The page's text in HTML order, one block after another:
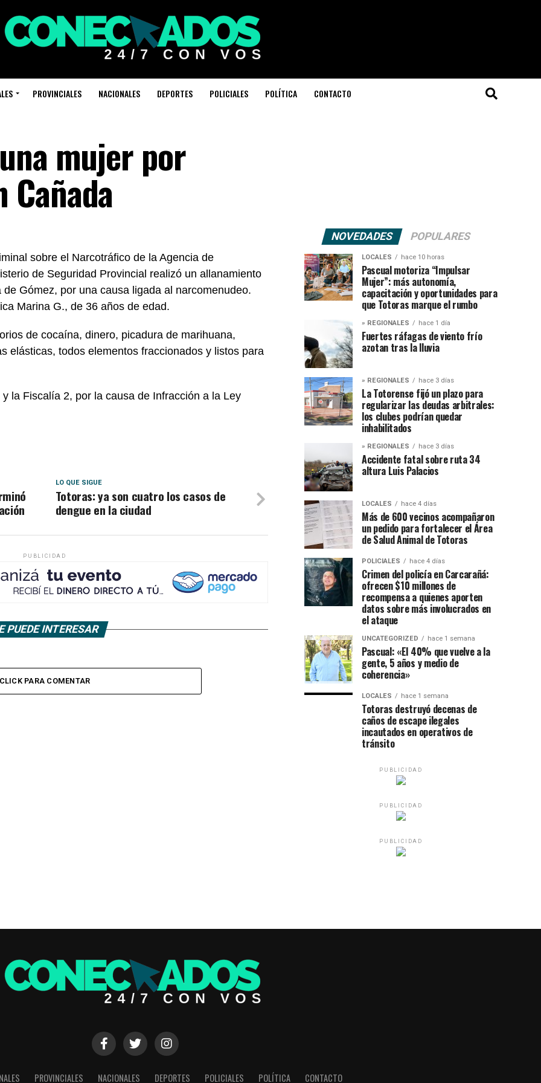
PROVINCIALES NACIONALES DEPORTES POLICIALES POLÍTICA CONTACTO
mujer por
Cañada
sobre el Narcotráfico de la Agencia de
de Seguridad Provincial realizó un allanamiento
Gómez, por una causa ligada al narcomenudeo.
Marina G., de 36 años de edad.
de cocaína, dinero, picadura de marihuana,
elásticas, todos elementos fraccionados y listos para
la Fiscalía 2, por la causa de Infracción a la Ley
LO QUE SIGUE
Totoras: ya son cuatro los casos de
dengue en la ciudad
PUBLICIDAD
PUEDE INTERESAR
PARA COMENTAR
NOVEDADES POPULARES
LOCALES hace 10 horas
Pascual motoriza “Impulsar
Mujer”: más autonomía,
capacitación y oportunidades para
que Totoras marque el rumbo
» REGIONALES hace 1 día
Fuertes ráfagas de viento frío
azotan tras la lluvia
» REGIONALES hace 3 días
La Totorense fijó un plazo para
regularizar las deudas arbitrales:
los clubes podrían quedar
inhabilitados
» REGIONALES hace 3 días
Accidente fatal sobre ruta 34
altura Luis Palacios
LOCALES hace 4 días
Más de 600 vecinos acompañaron
un pedido para fortalecer el Área
de Salud Animal de Totoras
POLICIALES hace 4 días
Crimen del policía en Carcarañá:
ofrecen $10 millones de
recompensa a quienes aporten
datos sobre más involucrados en
el ataque
UNCATEGORIZED hace 1 semana
Pascual: «El 40% que vuelve a la
gente, 5 años y medio de
coherencia»
LOCALES hace 1 semana
Totoras destruyó decenas de
caños de escape ilegales
incautados en operativos de
tránsito
PUBLICIDAD
PUBLICIDAD
PUBLICIDAD
PROVINCIALES NACIONALES DEPORTES POLICIALES POLÍTICA CONTACTO